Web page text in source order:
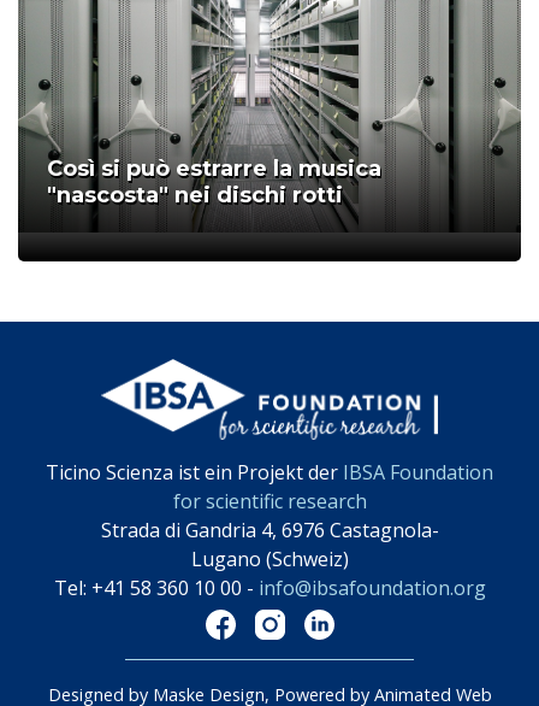
Così si può estrarre la musica
"nascosta" nei dischi rotti
Ticino Scienza ist ein Projekt der IBSA Foundation
for scientific research
Strada di Gandria 4, 6976 Castagnola-
Lugano (Schweiz)
Tel: +41 58 360 10 00 - info@ibsafoundation.org
Designed by Maske Design, Powered by Animated Web